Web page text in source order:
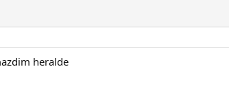
heralde